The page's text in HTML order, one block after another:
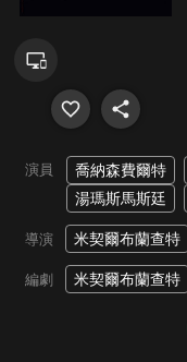
演員 喬納森費爾特
湯瑪斯馬斯廷
導演 米契爾布蘭查特
編劇 米契爾布蘭查特